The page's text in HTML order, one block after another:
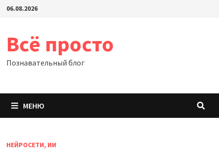
Перейти
06.08.2026
Всё просто
Познавательный блог
МЕНЮ
НЕЙРОСЕТИ, ИИ